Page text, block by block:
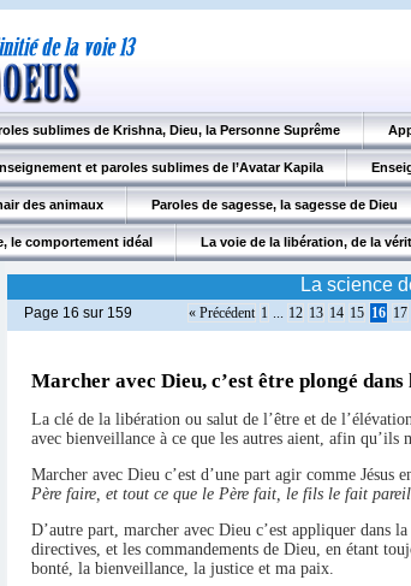
La science
Page 16 sur 159 « Précédent 1 ... 12 13 14 15 16 17
Marcher avec Dieu, c’est être plongé
La clé de la libération ou salut de l’être et de
avec bienveillance à ce que les autres aient, afin qu’ils
Marcher avec Dieu c’est d’une part agir comme Jésus
Père faire, et tout ce que le Père fait, le fils le fait
D’autre part, marcher avec Dieu c’est appliquer dans
directives, et les commandements de Dieu, en étant
bonté, la bienveillance, la justice et ma paix.
sublimes de Krishna, Dieu, la Personne Suprême
et paroles sublimes de l’Avatar Kapila
des animaux Paroles de sagesse, la sagesse de Dieu
le comportement idéal La voie de la libération, de la